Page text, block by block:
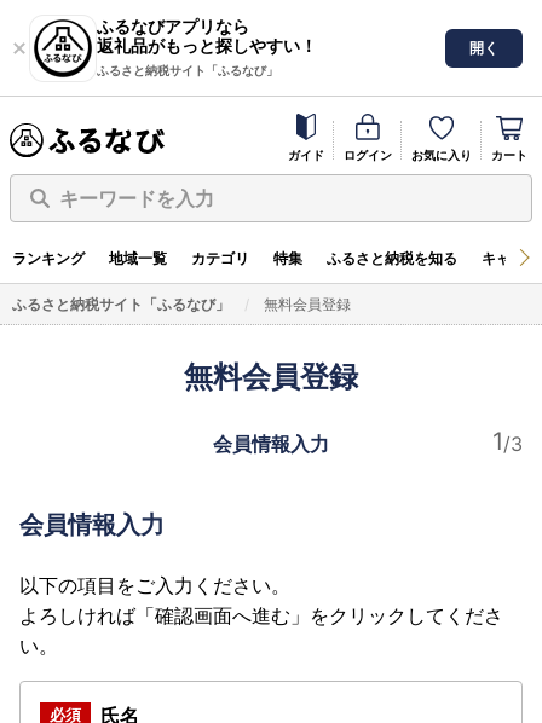
ふるなびアプリなら
返礼品がもっと探しやすい！
ふるさと納税サイト「ふるなび」
開く
ガイド ログイン お気に入り カート
キーワードを入力
ランキング 地域一覧 カテゴリ 特集 ふるさと納税を知る キャン
ふるさと納税サイト「ふるなび」 無料会員登録
無料会員登録
会員情報入力
会員情報入力
以下の項目をご入力ください。
よろしければ「確認画面へ進む」をクリックしてくださ
い。
氏名